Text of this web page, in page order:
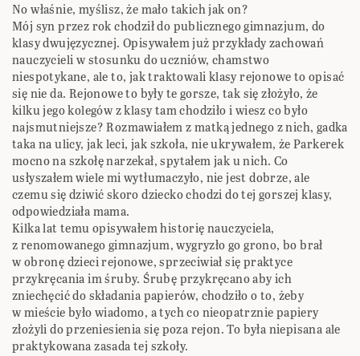
No właśnie, myślisz, że mało takich jak on?
Mój syn przez rok chodził do publicznego gimnazjum, do
klasy dwujęzycznej. Opisywałem już przykłady zachowań
nauczycieli w stosunku do uczniów, chamstwo
niespotykane, ale to, jak traktowali klasy rejonowe to opisać
się nie da. Rejonowe to były te gorsze, tak się złożyło, że
kilku jego kolegów z klasy tam chodziło i wiesz co było
najsmutniejsze? Rozmawiałem z matką jednego z nich, gadka
taka na ulicy, jak leci, jak szkoła, nie ukrywałem, że Parkerek
mocno na szkołę narzekał, spytałem jak u nich. Co
usłyszałem wiele mi wytłumaczyło, nie jest dobrze, ale
czemu się dziwić skoro dziecko chodzi do tej gorszej klasy,
odpowiedziała mama.
Kilka lat temu opisywałem historię nauczyciela,
z renomowanego gimnazjum, wygryzło go grono, bo brał
w obronę dzieci rejonowe, sprzeciwiał się praktyce
przykręcania im śruby. Śrubę przykręcano aby ich
zniechęcić do składania papierów, chodziło o to, żeby
w mieście było wiadomo, a tych co nieopatrznie papiery
złożyli do przeniesienia się poza rejon. To była niepisana ale
praktykowana zasada tej szkoły.